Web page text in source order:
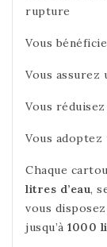
rupture
Vous
Vous
Vous
Vous adoptez
Chaque
litres d’eau,
vous
jusqu’à 1000